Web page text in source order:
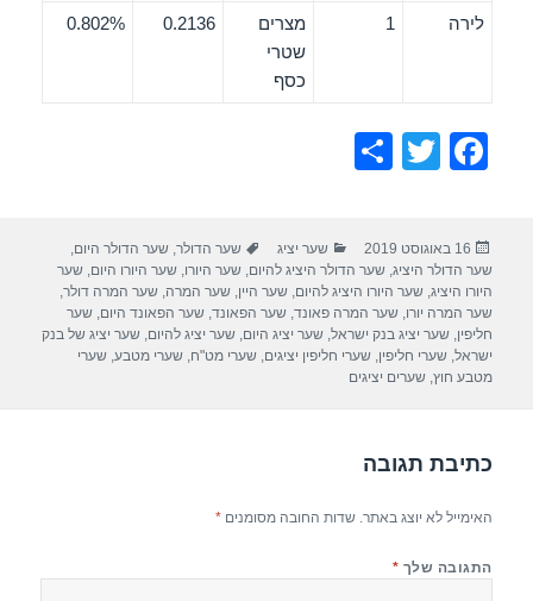
לירה 1
מצרים
שטרי
כסף
0.2136
0.802%
F
e
b
o
o
T
er
e
פורסם
בתאריך
16 באוגוסט 2019 קטגוריות
שער יציג תגיות
שער הדולר,שער הדולר היום,
שער הדולר היציג,שער הדולר היציג להיום,שער היורו,שער היורו היום,שער
היורו היציג,שער היורו היציג להיום,שער היין,שער המרה,שער המרה דולר,
שער המרה יורו,שער המרה פאונד,שער הפאונד,שער הפאונד היום,שער
חליפין,שער יציג בנק ישראל,שער יציג היום,שער יציג להיום,שער יציג של בנק
ישראל,שערי חליפין,שערי חליפין יציגים,שערי מט"ח,שערי מטבע,שערי
מטבע חוץ,שערים יציגים
כתיבת תגובה
האימייל לא יוצג באתר. שדות החובה מסומנים*
התגובה שלך *